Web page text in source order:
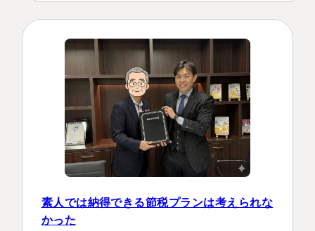
ルでも電話 すぐに教えてくださり、無事納税を済ませるこ
とができほっとしていま…
素人では納得できる節税プランは考えられな
かった